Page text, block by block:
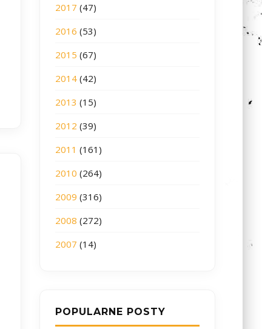
2017 (47)
2016 (53)
2015 (67)
2014 (42)
2013 (15)
2012 (39)
2011 (161)
2010 (264)
2009 (316)
2008 (272)
2007 (14)
POPULARNE POSTY